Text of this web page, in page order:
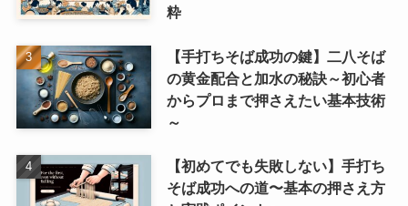
粋
【手打ちそば成功の鍵】二八そば
の黄金配合と加水の秘訣～初心者
からプロまで押さえたい基本技術
～
【初めてでも失敗しない】手打ち
そば成功への道〜基本の押さえ方